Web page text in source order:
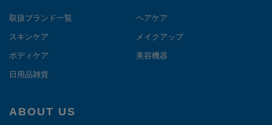
取扱ブランド一覧 ヘアケア
スキンケア メイクアップ
ボディケア 美容機器
日用品雑貨
ABOUT US